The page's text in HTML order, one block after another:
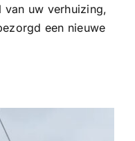
van uw verhuizing,
een nieuwe